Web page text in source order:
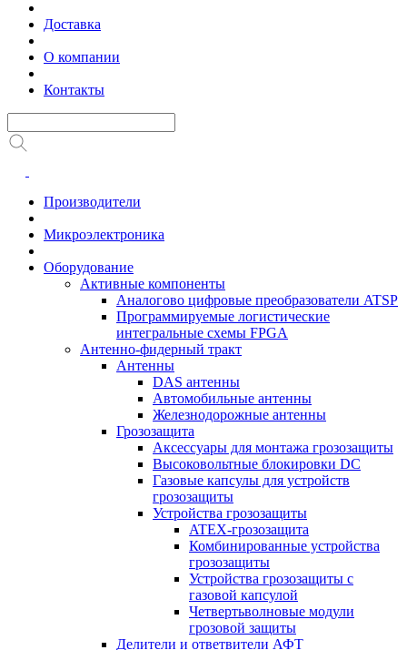
Доставка
О компании
Контакты
Производители
Микроэлектроника
Оборудование
Активные компоненты
Аналогово цифровые преобразователи ATSP
Программируемые логистические
интегральные схемы FPGA
Антенно-фидерный тракт
Антенны
DAS антенны
Автомобильные антенны
Железнодорожные антенны
Грозозащита
Аксессуары для монтажа грозозащиты
Высоковольтные блокировки DC
Газовые капсулы для устройств
грозозащиты
Устройства грозозащиты
ATEX-грозозащита
Комбинированные устройства
грозозащиты
Устройства грозозащиты с
газовой капсулой
Четвертьволновые модули
грозовой защиты
Делители и ответвители АФТ